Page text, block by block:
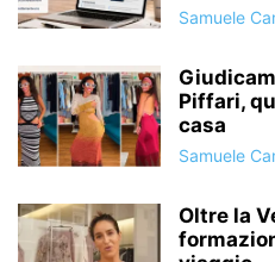
Samuele
Piffari,
casa
Samuele
Oltre la